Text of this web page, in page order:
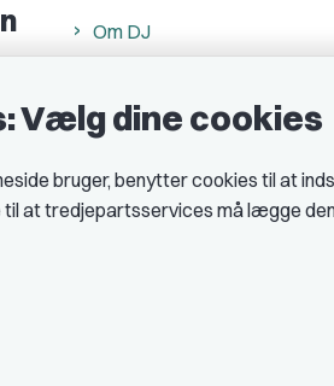
Om DJ
Find freelancer
Rettighedsmidler hos DJ
Vælg dine cookies
bruger, benytter cookies til at
at tredjepartsservices må lægge